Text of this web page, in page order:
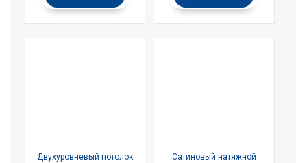
Двухуровневый потолок
Сатиновый натяжной